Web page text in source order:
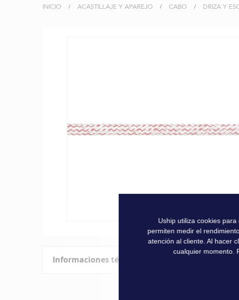
INICIO ACASTILLAJE Y APAREJO CABO DRIZA Y
de
Informaciones técnicas
Uship utiliza cookies
permiten medir el
atención al cliente. Al hacer
cualquier momento.